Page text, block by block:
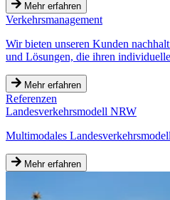
Mehr erfahren
Verkehrsmanagement
Wir bieten unseren Kunden
und Lösungen, die ihren
Mehr erfahren
Referenzen
Landesverkehrsmodell NRW
Multimodales
Mehr erfahren